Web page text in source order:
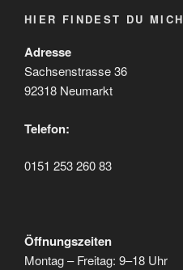
HIER FINDEST DU MICH
Adresse
Sachsenstrasse 36
92318 Neumarkt
Telefon:
0151 253 260 83
Öffnungszeiten
Montag – Freitag: 9–18 Uhr